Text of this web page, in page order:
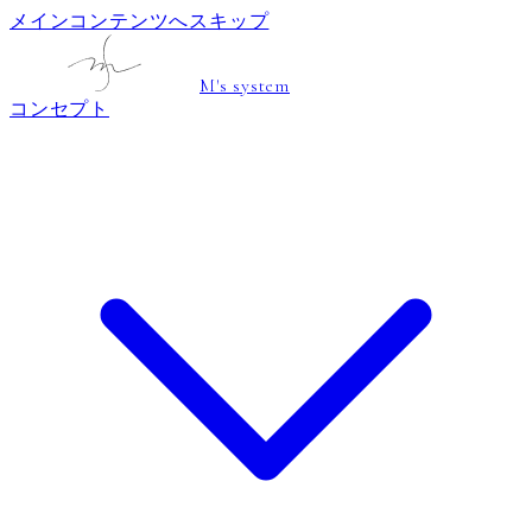
メインコンテンツへスキップ
M's system
コンセプト